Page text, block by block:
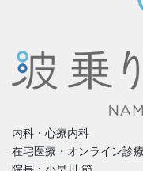
内科・心療内科
在宅医療・オンライン診療